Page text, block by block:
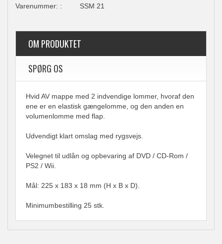
Varenummer: : SSM 21
OM PRODUKTET
SPØRG OS
Hvid AV mappe med 2 indvendige lommer, hvoraf den
ene er en elastisk gængelomme, og den anden en
volumenlomme med flap.
Udvendigt klart omslag med rygsvejs.
Velegnet til udlån og opbevaring af DVD / CD-Rom /
PS2 / Wii.
Mål: 225 x 183 x 18 mm (H x B x D).
Minimumbestilling 25 stk.